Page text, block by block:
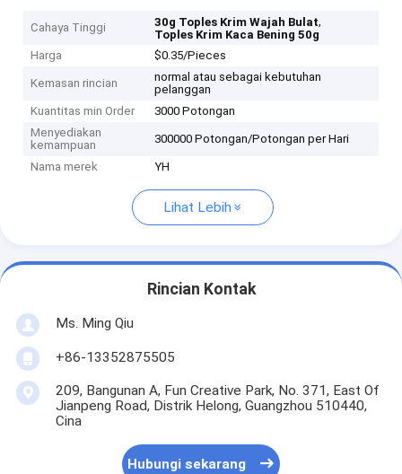
Cahaya Tinggi 30g Toples Krim Wajah Bulat,
Toples Krim Kaca Bening 50g
Harga
$0.35/Pieces
Kemasan rincian
normal atau sebagai kebutuhan
pelanggan
Kuantitas min Order
3000 Potongan
Menyediakan
kemampuan
300000 Potongan/Potongan per Hari
Nama merek YH
Lihat Lebih
Rincian Kontak
Ms. Ming Qiu
+86-13352875505
209, Bangunan A, Fun Creative Park, No. 371, East Of
Jianpeng Road, Distrik Helong, Guangzhou 510440,
Cina
Hubungi sekarang